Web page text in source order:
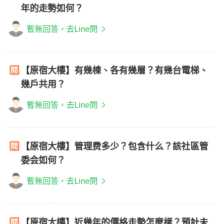
年的走勢如何？
暫無回答，去Line問
【原宿大樓】有幾棟、各有幾層？有幾台電梯、
幾戶共用？
暫無回答，去Line問
【原宿大樓】管理费多少？包含什么？該社區管
委会如何？
暫無回答，去Line問